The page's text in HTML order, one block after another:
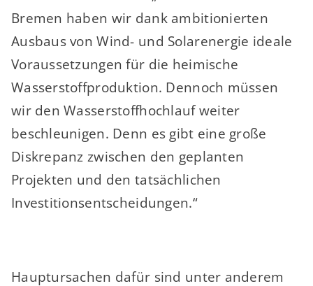
Bremen haben wir dank ambitionierten
Ausbaus von Wind- und Solarenergie ideale
Voraussetzungen für die heimische
Wasserstoffproduktion. Dennoch müssen
wir den Wasserstoffhochlauf weiter
beschleunigen. Denn es gibt eine große
Diskrepanz zwischen den geplanten
Projekten und den tatsächlichen
Investitionsentscheidungen.“
Hauptursachen dafür sind unter anderem